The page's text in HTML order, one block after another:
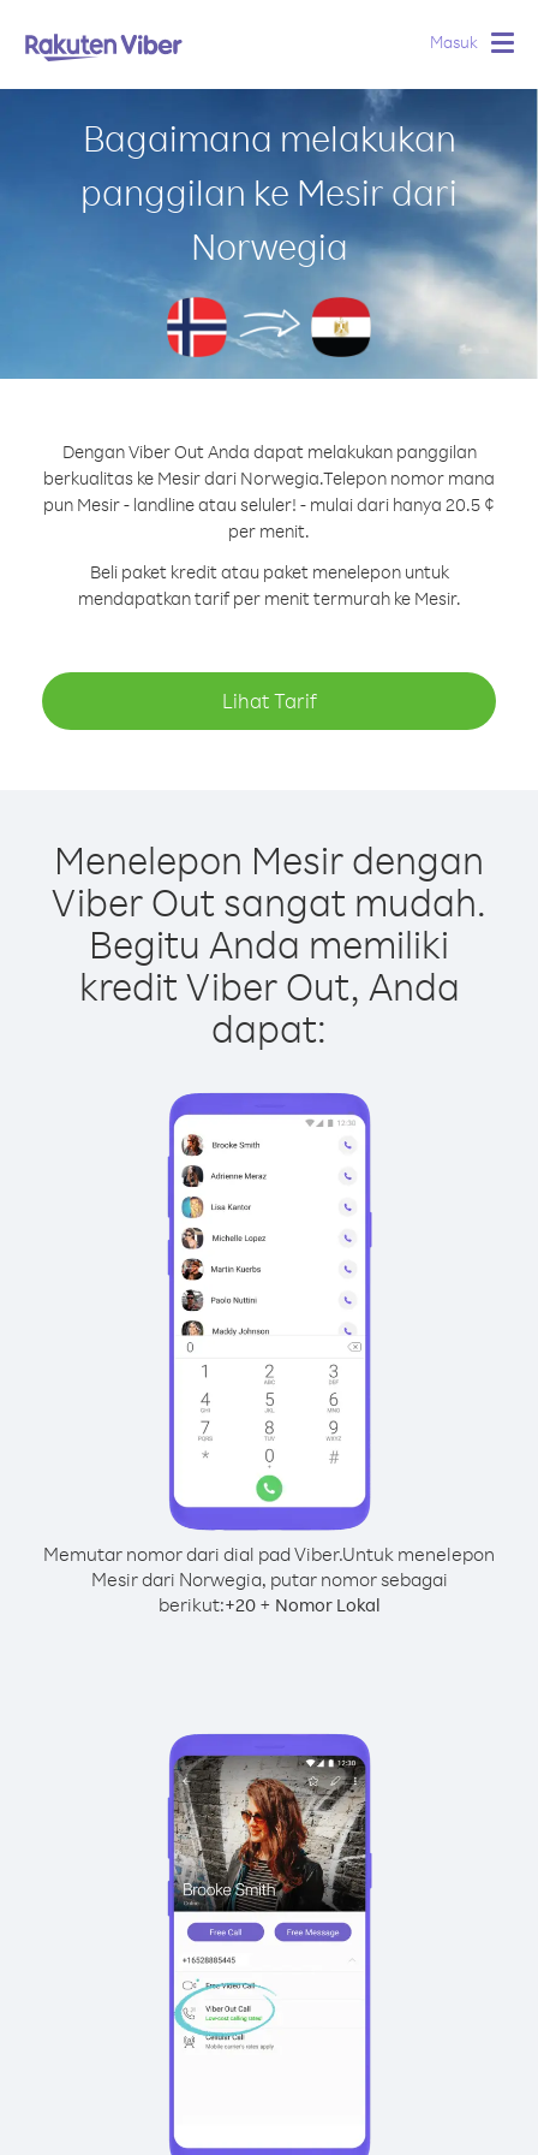
Masuk
Bagaimana melakukan
panggilan ke Mesir dari
Norwegia
Dengan Viber Out Anda dapat melakukan panggilan
berkualitas ke Mesir dari Norwegia.Telepon nomor mana
pun Mesir - landline atau seluler! - mulai dari hanya 20.5 ¢
per menit.
Beli paket kredit atau paket menelepon untuk
mendapatkan tarif per menit termurah ke Mesir.
Lihat Tarif
Menelepon Mesir dengan
Viber Out sangat mudah.
Begitu Anda memiliki
kredit Viber Out, Anda
dapat:
Memutar nomor dari dial pad Viber.Untuk menelepon
Mesir dari Norwegia, putar nomor sebagai
berikut:+20+ Nomor Lokal